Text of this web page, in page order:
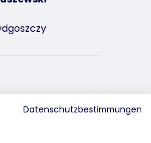
Datenschutzbestimmungen